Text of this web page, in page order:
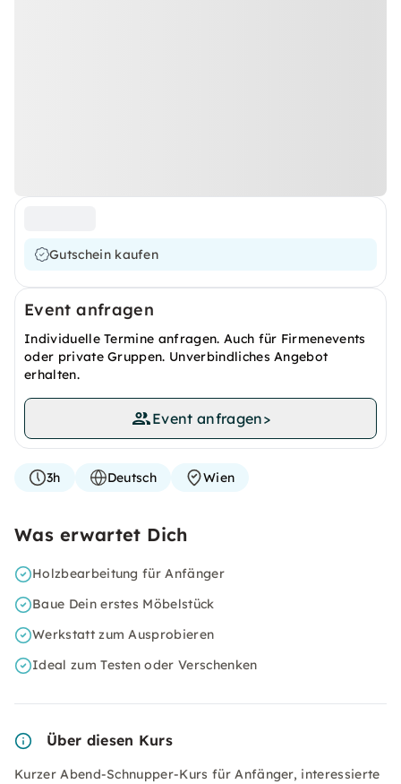
Gutschein kaufen
Event anfragen
Individuelle Termine anfragen. Auch für Firmenevents
oder private Gruppen. Unverbindliches Angebot
erhalten.
Event anfragen>
3h Deutsch Wien
Was erwartet Dich
Holzbearbeitung für Anfänger
Baue Dein erstes Möbelstück
Werkstatt zum Ausprobieren
Ideal zum Testen oder Verschenken
Über diesen Kurs
Kurzer Abend-Schnupper-Kurs für Anfänger, interessierte